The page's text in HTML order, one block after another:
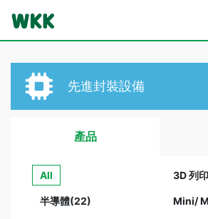
先進封裝設備
產品
All 3D 列
半導體(22) Mini/